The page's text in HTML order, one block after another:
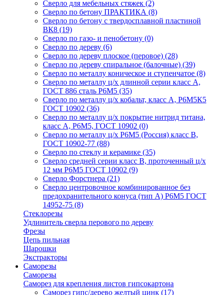
Сверло для мебельных стяжек (2)
Сверло по бетону ПРАКТИКА (8)
Сверло по бетону с твердосплавной пластиной
ВК8 (19)
Сверло по газо- и пенобетону (0)
Сверло по дереву (6)
Сверло по дереву плоское (перовое) (28)
Сверло по дереву спиральное (балочные) (39)
Сверло по металлу коническое и ступенчатое (8)
Сверло по металлу ц/х длинной серии класс А,
ГОСТ 886 сталь Р6М5 (35)
Сверло по металлу ц/х кобальт, класс А, Р6М5К5
ГОСТ 10902 (36)
Сверло по металлу ц/х покрытие нитрид титана,
класс А, Р6М5, ГОСТ 10902 (0)
Сверло по металлу ц/х Р6М5 (Россия) класс В,
ГОСТ 10902-77 (88)
Сверло по стеклу и керамике (35)
Сверло средней серии класс В, проточенный ц/х
12 мм Р6М5 ГОСТ 10902 (9)
Сверло Форстнера (21)
Сверло центровочное комбинированное без
предохранительного конуса (тип А) Р6М5 ГОСТ
14952-75 (8)
Стеклорезы
Удлинитель сверла перового по дереву
Фрезы
Цепь пильная
Шарошки
Экстракторы
Саморезы
Саморезы
Саморез для крепления листов гипсокартона
Саморез гипс/дерево желтый цинк (17)